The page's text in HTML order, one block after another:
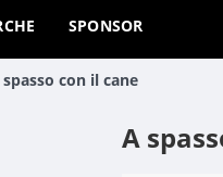
SPONSOR
spasso con il cane
A